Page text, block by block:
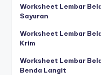
Worksheet Lembar
Sayuran
Worksheet Lembar
Krim
Worksheet Lembar
Benda Langit